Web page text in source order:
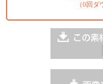
（0回ダ